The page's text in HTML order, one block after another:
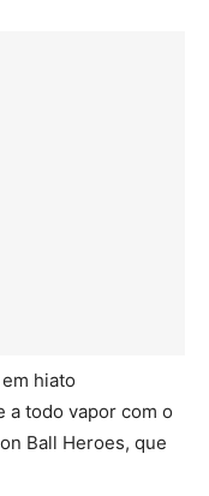
hiato
a todo vapor com o
Ball Heroes, que